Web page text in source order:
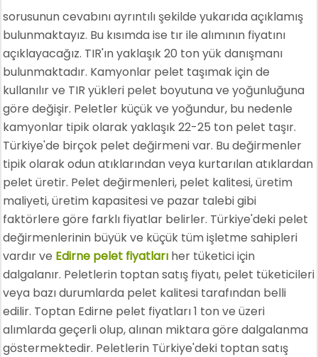
sorusunun cevabını ayrıntılı şekilde yukarıda açıklamış
bulunmaktayız. Bu kısımda ise tır ile alımının fiyatını
açıklayacağız. TIR'ın yaklaşık 20 ton yük danışmanı
bulunmaktadır. Kamyonlar pelet taşımak için de
kullanılır ve TIR yükleri pelet boyutuna ve yoğunluğuna
göre değişir. Peletler küçük ve yoğundur, bu nedenle
kamyonlar tipik olarak yaklaşık 22-25 ton pelet taşır.
Türkiye'de birçok pelet değirmeni var. Bu değirmenler
tipik olarak odun atıklarından veya kurtarılan atıklardan
pelet üretir. Pelet değirmenleri, pelet kalitesi, üretim
maliyeti, üretim kapasitesi ve pazar talebi gibi
faktörlere göre farklı fiyatlar belirler. Türkiye'deki pelet
değirmenlerinin büyük ve küçük tüm işletme sahipleri
vardır ve Edirne pelet fiyatları her tüketici için
dalgalanır. Peletlerin toptan satış fiyatı, pelet tüketicileri
veya bazı durumlarda pelet kalitesi tarafından belli
edilir. Toptan Edirne pelet fiyatları 1 ton ve üzeri
alımlarda geçerli olup, alınan miktara göre dalgalanma
göstermektedir. Peletlerin Türkiye'deki toptan satış